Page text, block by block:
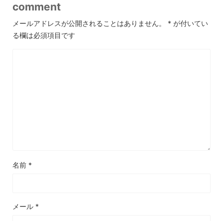
comment
メールアドレスが公開されることはありません。 * が付いてい
る欄は必須項目です
名前 *
メール *